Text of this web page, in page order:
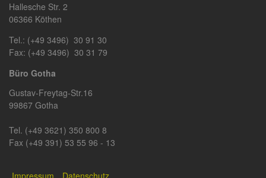
Hallesche Str. 2
06366 Köthen
Tel.: (+49 3496) 30 91 30
Fax: (+49 3496) 30 31 79
Büro Gotha
Gustav-Freytag-Str.16
99867 Gotha
Tel. (+49 3621) 350 800 8
Fax (+49 391) 53 55 96 - 13
Impressum Datenschutz